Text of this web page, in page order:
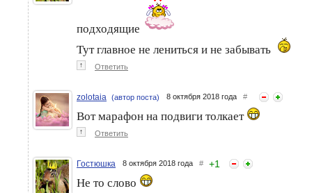
подходящие
Тут главное не лениться и не забывать
↑ Ответить
zolotaia (автор поста) 8 октября 2018 года #
Вот марафон на подвиги толкает
↑ Ответить
Гостюшка 8 октября 2018 года # +1
Не то слово